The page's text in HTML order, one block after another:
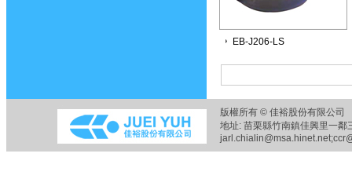
EB-J206-LS
版權所有 © 佳裕股份有限公
地址: 苗栗縣竹南鎮佳興里一